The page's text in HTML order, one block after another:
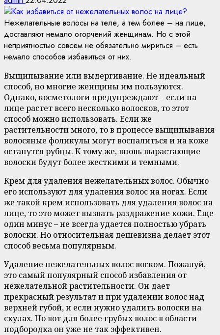
Нежелательные волосы на теле, а тем более – на лице,
доставляют немало огорчений женщинам. Но с этой
неприятностью совсем не обязательно мириться – есть
немало способов избавиться от них.
Выщипывание или выдергивание. Не идеальный
способ, но многие женщины им пользуются.
Однако, косметологи предупреждают – если на
лице растет всего несколько волосков, то этот
способ можно использовать. Если же
растительности много, то в процессе выщипывания
волосяные фоликулы могут воспалиться и на коже
останутся рубцы. К тому же, вновь вырастающие
волоски будут более жесткими и темными.
Крем для удаления нежелательных волос. Обычно
его используют для удаления волос на ногах. Если
же такой крем использовать для удаления волос на
лице, то это может вызвать раздражение кожи. Еще
один минус – не всегда удается полностью убрать
волоски. Но относительная дешевизна делает этот
способ весьма популярным.
Удаление нежелательных волос воском. Пожалуй,
это самый популярный способ избавления от
нежелательной растительности. Он дает
прекрасный результат и при удалении волос над
верхней губой, и если нужно удалить волоски на
скулах. Но вот для более грубых волос в области
подбородка он уже не так эффективен.